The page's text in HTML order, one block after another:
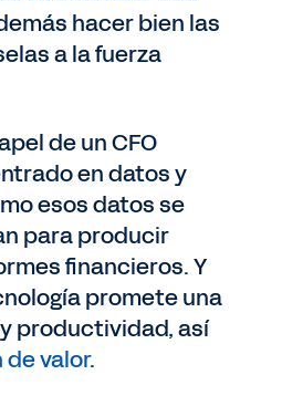
hacer bien las
a la fuerza
de un CFO
en datos y
esos datos se
para producir
financieros. Y
promete una
productividad, así
valor.